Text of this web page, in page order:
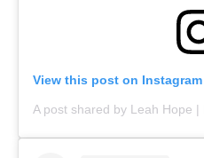
View this post on Instagram